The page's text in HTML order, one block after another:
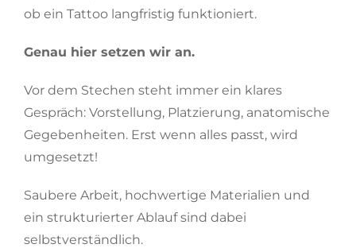
ob ein Tattoo langfristig funktioniert.
Genau hier setzen wir an.
Vor dem Stechen steht immer ein klares
Gespräch: Vorstellung, Platzierung, anatomische
Gegebenheiten. Erst wenn alles passt, wird
umgesetzt!
Saubere Arbeit, hochwertige Materialien und
ein strukturierter Ablauf sind dabei
selbstverständlich.